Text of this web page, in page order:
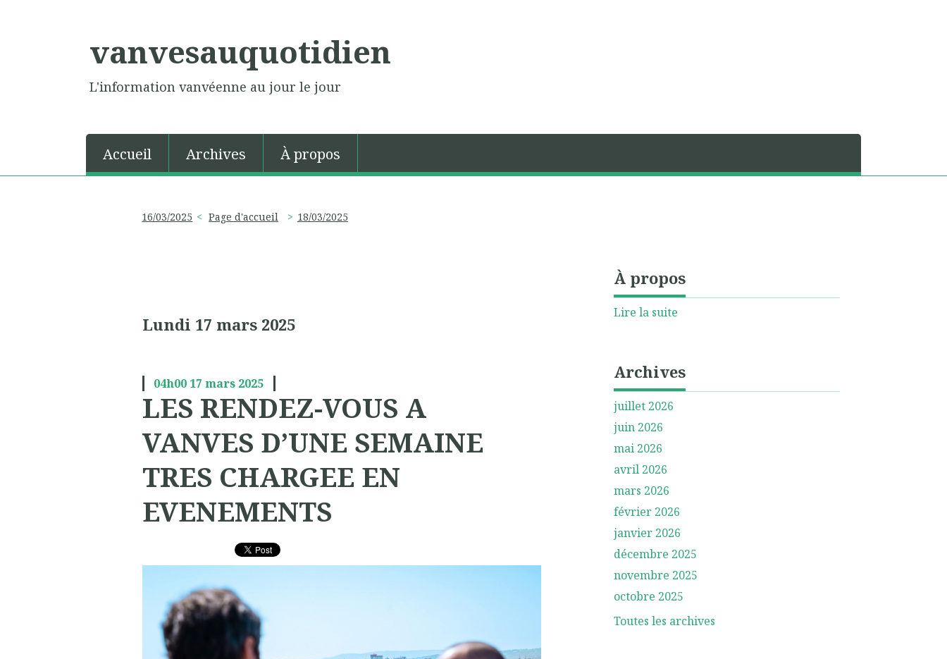
vanvesauquotidien
L'information vanvéenne au jour le jour
Accueil Archives À propos
16/03/2025 Page d'accueil 18/03/2025
Lundi 17 mars 2025
04h00 17 mars 2025
LES RENDEZ-VOUS A
VANVES D’UNE SEMAINE
TRES CHARGEE EN
EVENEMENTS
À propos
Lire la suite
Archives
juillet 2026
juin 2026
mai 2026
avril 2026
mars 2026
février 2026
janvier 2026
décembre 2025
novembre 2025
octobre 2025
Toutes les archives